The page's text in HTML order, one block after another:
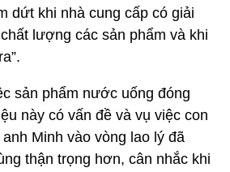
dứt khi nhà cung cấp có giải
lượng các sản phẩm và khi
sản phẩm nước uống đóng
này có vấn đề và vụ việc con
Minh vào vòng lao lý đã
thận trọng hơn, cân nhắc khi